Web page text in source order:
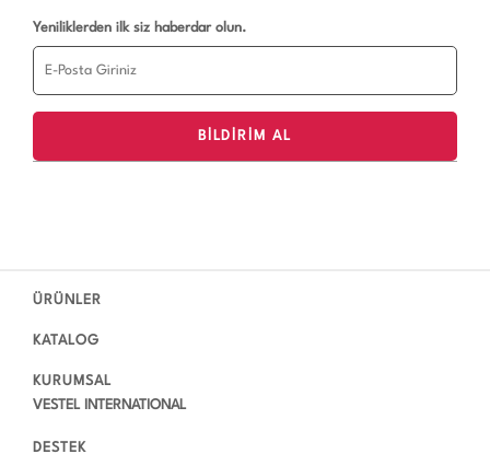
Yeniliklerden ilk siz haberdar olun.
ÜRÜNLER
KATALOG
KURUMSAL
VESTEL INTERNATIONAL
DESTEK